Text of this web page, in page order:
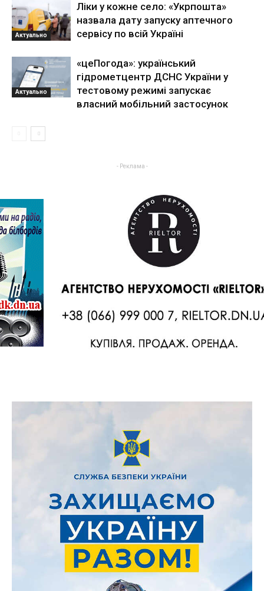
Актуально
Ліки у кожне село: «Укрпошта»
назвала дату запуску аптечного
сервісу по всій Україні
Актуально
«цеПогода»: український
гідрометцентр ДСНС України у
тестовому режимі запускає
власний мобільний застосунок
- Реклама -